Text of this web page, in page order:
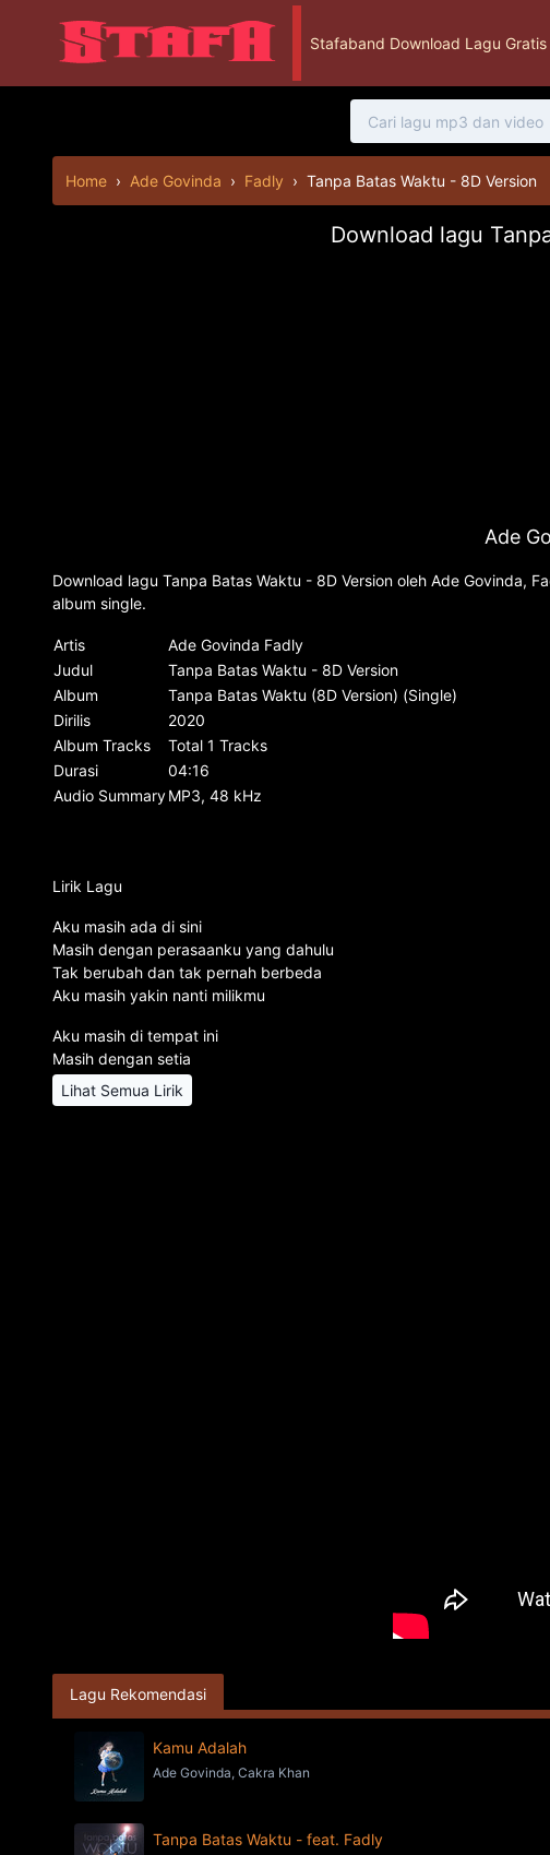
Stafaband Download Lagu Gratis
Home › Ade Govinda › Fadly › Tanpa Batas Waktu - 8D Version
Download lagu
Ade
Download lagu Tanpa Batas Waktu - 8D Version oleh Ade Govinda,
album single.
Artis
Ade Govinda Fadly
Judul
Tanpa Batas Waktu - 8D Version
Album
Tanpa Batas Waktu (8D Version) (Single)
Dirilis
2020
Album Tracks
Total 1 Tracks
Durasi
04:16
Audio SummaryMP3, 48 kHz
Lirik Lagu
Aku masih ada di sini
Masih dengan perasaanku yang dahulu
Tak berubah dan tak pernah berbeda
Aku masih yakin nanti milikmu
Aku masih di tempat ini
Masih dengan setia
Lihat Semua Lirik
Lagu Rekomendasi
Kamu Adalah
Ade Govinda, Cakra Khan
Tanpa Batas Waktu - feat. Fadly